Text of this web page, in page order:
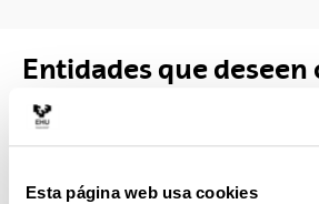
Esta página web usa cookies
Entidades que
prácticas
permiten al alumnado aplicar y